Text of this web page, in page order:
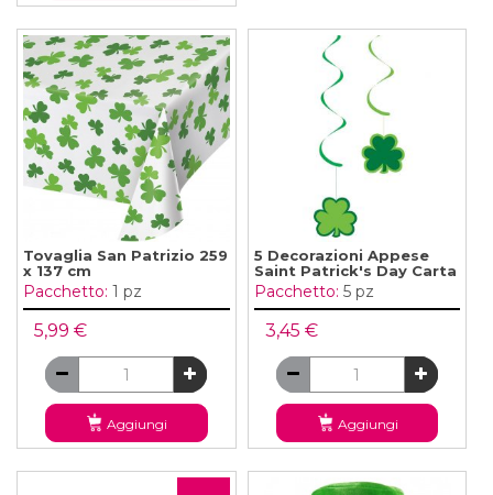
Tovaglia San Patrizio 259
x 137 cm
Pacchetto: 1 pz
5,99 €
Aggiungi
5 Decorazioni Appese
Saint Patrick's Day Carta
Pacchetto: 5 pz
3,45 €
Aggiungi